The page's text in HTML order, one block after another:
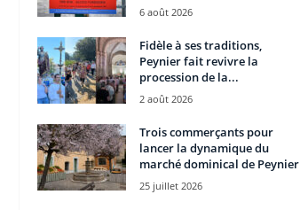
6 août 2026
Fidèle à ses traditions,
Peynier fait revivre la
procession de la...
2 août 2026
Trois commerçants pour
lancer la dynamique du
marché dominical de Peynier
25 juillet 2026